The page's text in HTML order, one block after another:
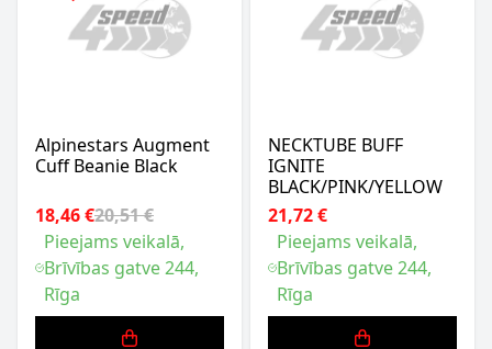
Alpinestars Augment
Cuff Beanie Black
18,46 €20,51 €
Pieejams veikalā,
Brīvības gatve 244,
Rīga
NECKTUBE BUFF
IGNITE
BLACK/PINK/YELLOW
21,72 €
Pieejams veikalā,
Brīvības gatve 244,
Rīga